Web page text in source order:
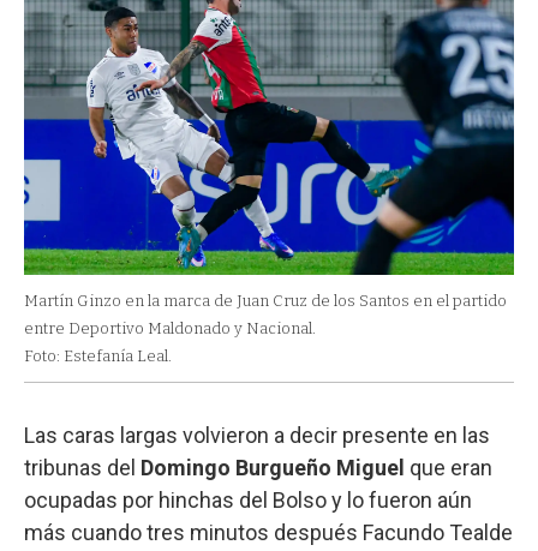
Martín Ginzo en la marca de Juan Cruz de los Santos en el partido
entre Deportivo Maldonado y Nacional.
Foto: Estefanía Leal.
Las caras largas volvieron a decir presente en las
tribunas del Domingo Burgueño Miguel que eran
ocupadas por hinchas del Bolso y lo fueron aún
más cuando tres minutos después Facundo Tealde